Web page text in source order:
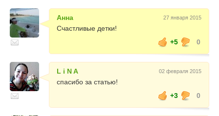
Анна 27 января 2015
Счастливые детки!
+5
0
L i N A 02 февраля 2015
спасибо за статью!
+3
0